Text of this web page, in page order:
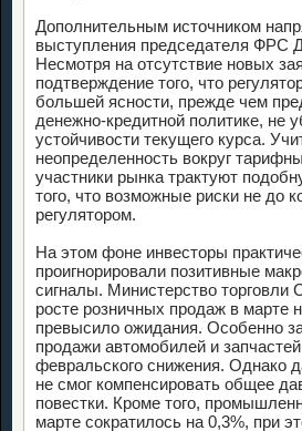
Дополнительным источником
выступления председателя ФРС
Несмотря на отсутствие новых
подтверждение того, что
большей ясности, прежде чем
денежно-кредитной политике, не
устойчивости текущего курса.
неопределенность вокруг
участники рынка трактуют
того, что возможные риски не до
регулятором.
На этом фоне инвесторы
проигнорировали позитивные
сигналы. Министерство
росте розничных продаж в марте
превысило ожидания. Особенно
продажи автомобилей и
февральского снижения. Однако
не смог компенсировать общее
повестки. Кроме того,
марте сократилось на 0,3%, при